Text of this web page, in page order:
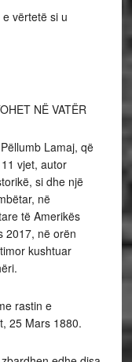
vërtetë si u
NË VATËR
Lamaj, që
vjet, autor
si dhe një
në
të Amerikës
2017, në orën
kushtuar
rastin e
25 Mars 1880.